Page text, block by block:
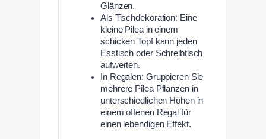
Glänzen.
Als Tischdekoration: Eine
kleine Pilea in einem
schicken Topf kann jeden
Esstisch oder Schreibtisch
aufwerten.
In Regalen: Gruppieren Sie
mehrere Pilea Pflanzen in
unterschiedlichen Höhen in
einem offenen Regal für
einen lebendigen Effekt.